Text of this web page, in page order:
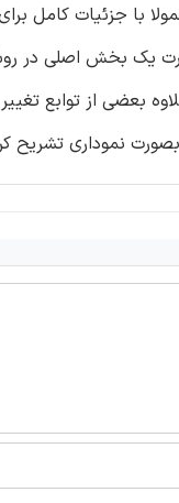
با جزئیات کامل
یک بخش اصلی در
بعضی از توابع
نموداری تشریح